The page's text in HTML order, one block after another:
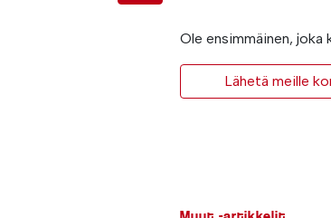
Ole ensimmäinen,
Lähetä meille